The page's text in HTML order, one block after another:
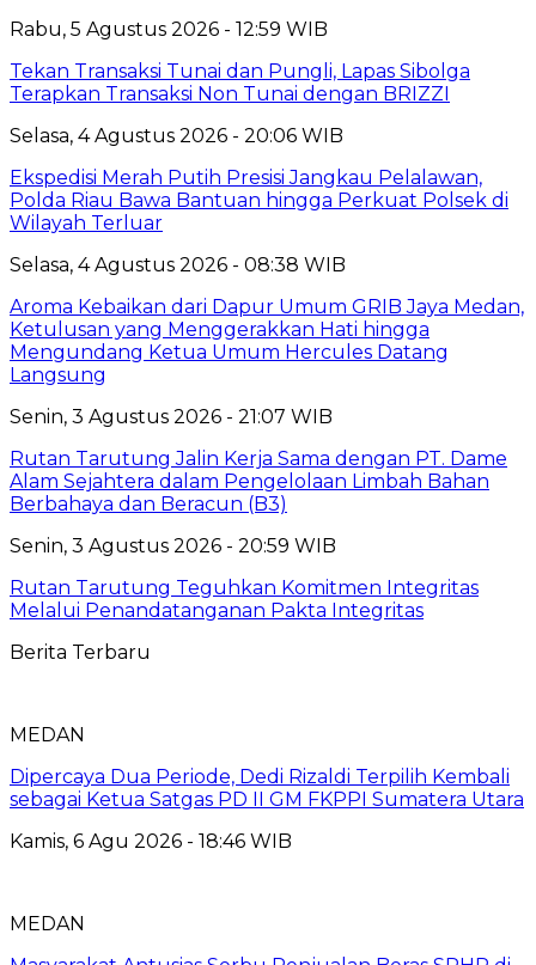
Rabu, 5 Agustus 2026 - 12:59 WIB
Tekan Transaksi Tunai dan Pungli, Lapas Sibolga
Terapkan Transaksi Non Tunai dengan BRIZZI
Selasa, 4 Agustus 2026 - 20:06 WIB
Ekspedisi Merah Putih Presisi Jangkau Pelalawan,
Polda Riau Bawa Bantuan hingga Perkuat Polsek di
Wilayah Terluar
Selasa, 4 Agustus 2026 - 08:38 WIB
Aroma Kebaikan dari Dapur Umum GRIB Jaya Medan,
Ketulusan yang Menggerakkan Hati hingga
Mengundang Ketua Umum Hercules Datang
Langsung
Senin, 3 Agustus 2026 - 21:07 WIB
Rutan Tarutung Jalin Kerja Sama dengan PT. Dame
Alam Sejahtera dalam Pengelolaan Limbah Bahan
Berbahaya dan Beracun (B3)
Senin, 3 Agustus 2026 - 20:59 WIB
Rutan Tarutung Teguhkan Komitmen Integritas
Melalui Penandatanganan Pakta Integritas
Berita Terbaru
MEDAN
Dipercaya Dua Periode, Dedi Rizaldi Terpilih Kembali
sebagai Ketua Satgas PD II GM FKPPI Sumatera Utara
Kamis, 6 Agu 2026 - 18:46 WIB
MEDAN